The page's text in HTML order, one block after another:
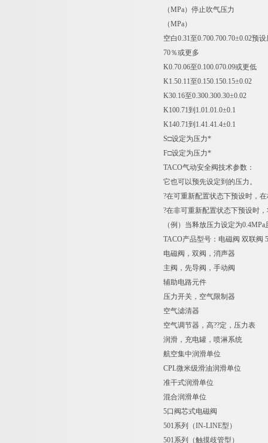
（MPa）停止吹气压力
（MPa）
空白0.31至0.700.700.70±0.02预
70％或更多
K0.70.06至0.100.070.09或更低
K1.50.11至0.150.150.15±0.02
K30.16至0.300.300.30±0.02
K100.71到1.01.01.0±0.1
K140.71到1.41.41.4±0.1
S□设定为压力*
F□设定为压力*
TACO气动安全阀技术参数：
它也可以预先设定到的压力。
?在可重新配置状态下预设时，
?在非可重新配置状态下预设时
（例）当释放压力设定为
TACO产品型号：电磁阀 双联阀
电磁阀，双阀，消声器
主阀，先导阀，手动阀
辅助电路元件
压力开关，空气限制器
空气滤清器
空气调节器，高??定，压力表
润滑，充电罐，喷淋系统
航空集中润滑单位
CPL微米级滑油润滑单位
准干式润滑单位
混合润滑单位
5口阀芯式电磁阀
501系列（IN-LINE型）
501系列（触摸歧管型）